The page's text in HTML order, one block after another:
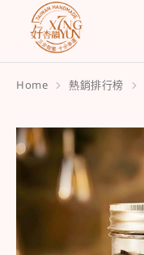
You are here:
Home 熱銷排行榜